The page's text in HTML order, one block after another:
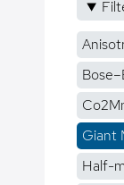
Giant
Half-